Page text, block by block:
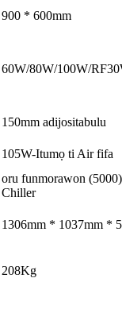
900 * 600mm
60W/80W/100W/
150mm adijositabulu
105W-Itumọ ti Air fifa
oru funmorawon
Chiller
1306mm * 1037mm *
208Kg